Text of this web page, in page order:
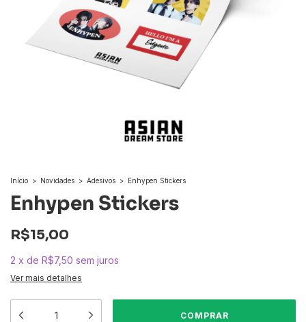
Início > Novidades > Adesivos > Enhypen Stickers
Enhypen Stickers
R$15,00
2 x de R$7,50 sem juros
Ver mais detalhes